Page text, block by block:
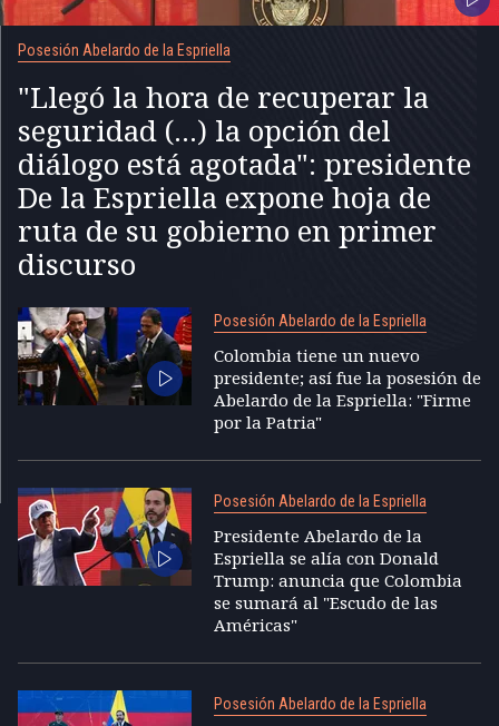
Posesión Abelardo de la Espriella
"Llegó la hora de recuperar la
seguridad (...) la opción del
diálogo está agotada": presidente
De la Espriella expone hoja de
ruta de su gobierno en primer
discurso
Posesión Abelardo de la Espriella
Colombia tiene un nuevo
presidente; así fue la posesión de
Abelardo de la Espriella: "Firme
por la Patria"
Posesión Abelardo de la Espriella
Presidente Abelardo de la
Espriella se alía con Donald
Trump: anuncia que Colombia
se sumará al "Escudo de las
Américas"
Posesión Abelardo de la Espriella